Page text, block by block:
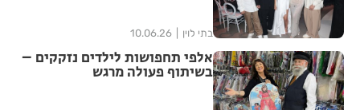
בתי לוין 10.06.26
אלפי תחפושות לילדים נזקקים –
בשיתוף פעולה מרגש